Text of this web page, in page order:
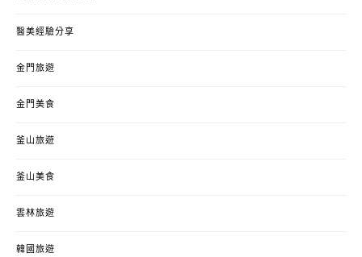
醫美經驗分享
金門旅遊
金門美食
釜山旅遊
釜山美食
雲林旅遊
韓國旅遊